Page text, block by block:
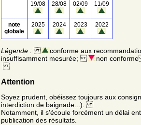
19/08 28/08 02/09 11/09
note
globale
2025 2024 2023 2022
Légende : conforme aux
insuffisamment mesurée;
non
Attention
Soyez prudent, obéissez toujours aux
interdiction de baignade...).
Notamment, il s'écoule forcément un délai
publication des résultats.